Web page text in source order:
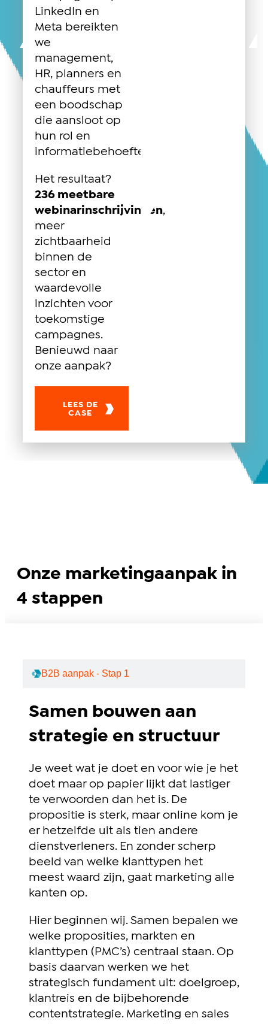
LinkedIn en
Meta bereikten
we
management,
HR, planners en
chauffeurs met
een boodschap
die aansloot op
hun rol en
informatiebehoefte.
Het resultaat?
236 meetbare
webinarinschrijvingen,
meer
zichtbaarheid
binnen de
sector en
waardevolle
inzichten voor
toekomstige
campagnes.
Benieuwd naar
onze aanpak?
LEES DE
CASE
Onze marketingaanpak in
4 stappen
B2B aanpak - Stap 1
Samen bouwen aan
strategie en structuur
Je weet wat je doet en voor wie je het
doet maar op papier lijkt dat lastiger
te verwoorden dan het is. De
propositie is sterk, maar online kom je
er hetzelfde uit als tien andere
dienstverleners. En zonder scherp
beeld van welke klanttypen het
meest waard zijn, gaat marketing alle
kanten op.
Hier beginnen wij. Samen bepalen we
welke proposities, markten en
klanttypen (PMC’s) centraal staan. Op
basis daarvan werken we het
strategisch fundament uit: doelgroep,
klantreis en de bijbehorende
contentstrategie. Marketing en sales